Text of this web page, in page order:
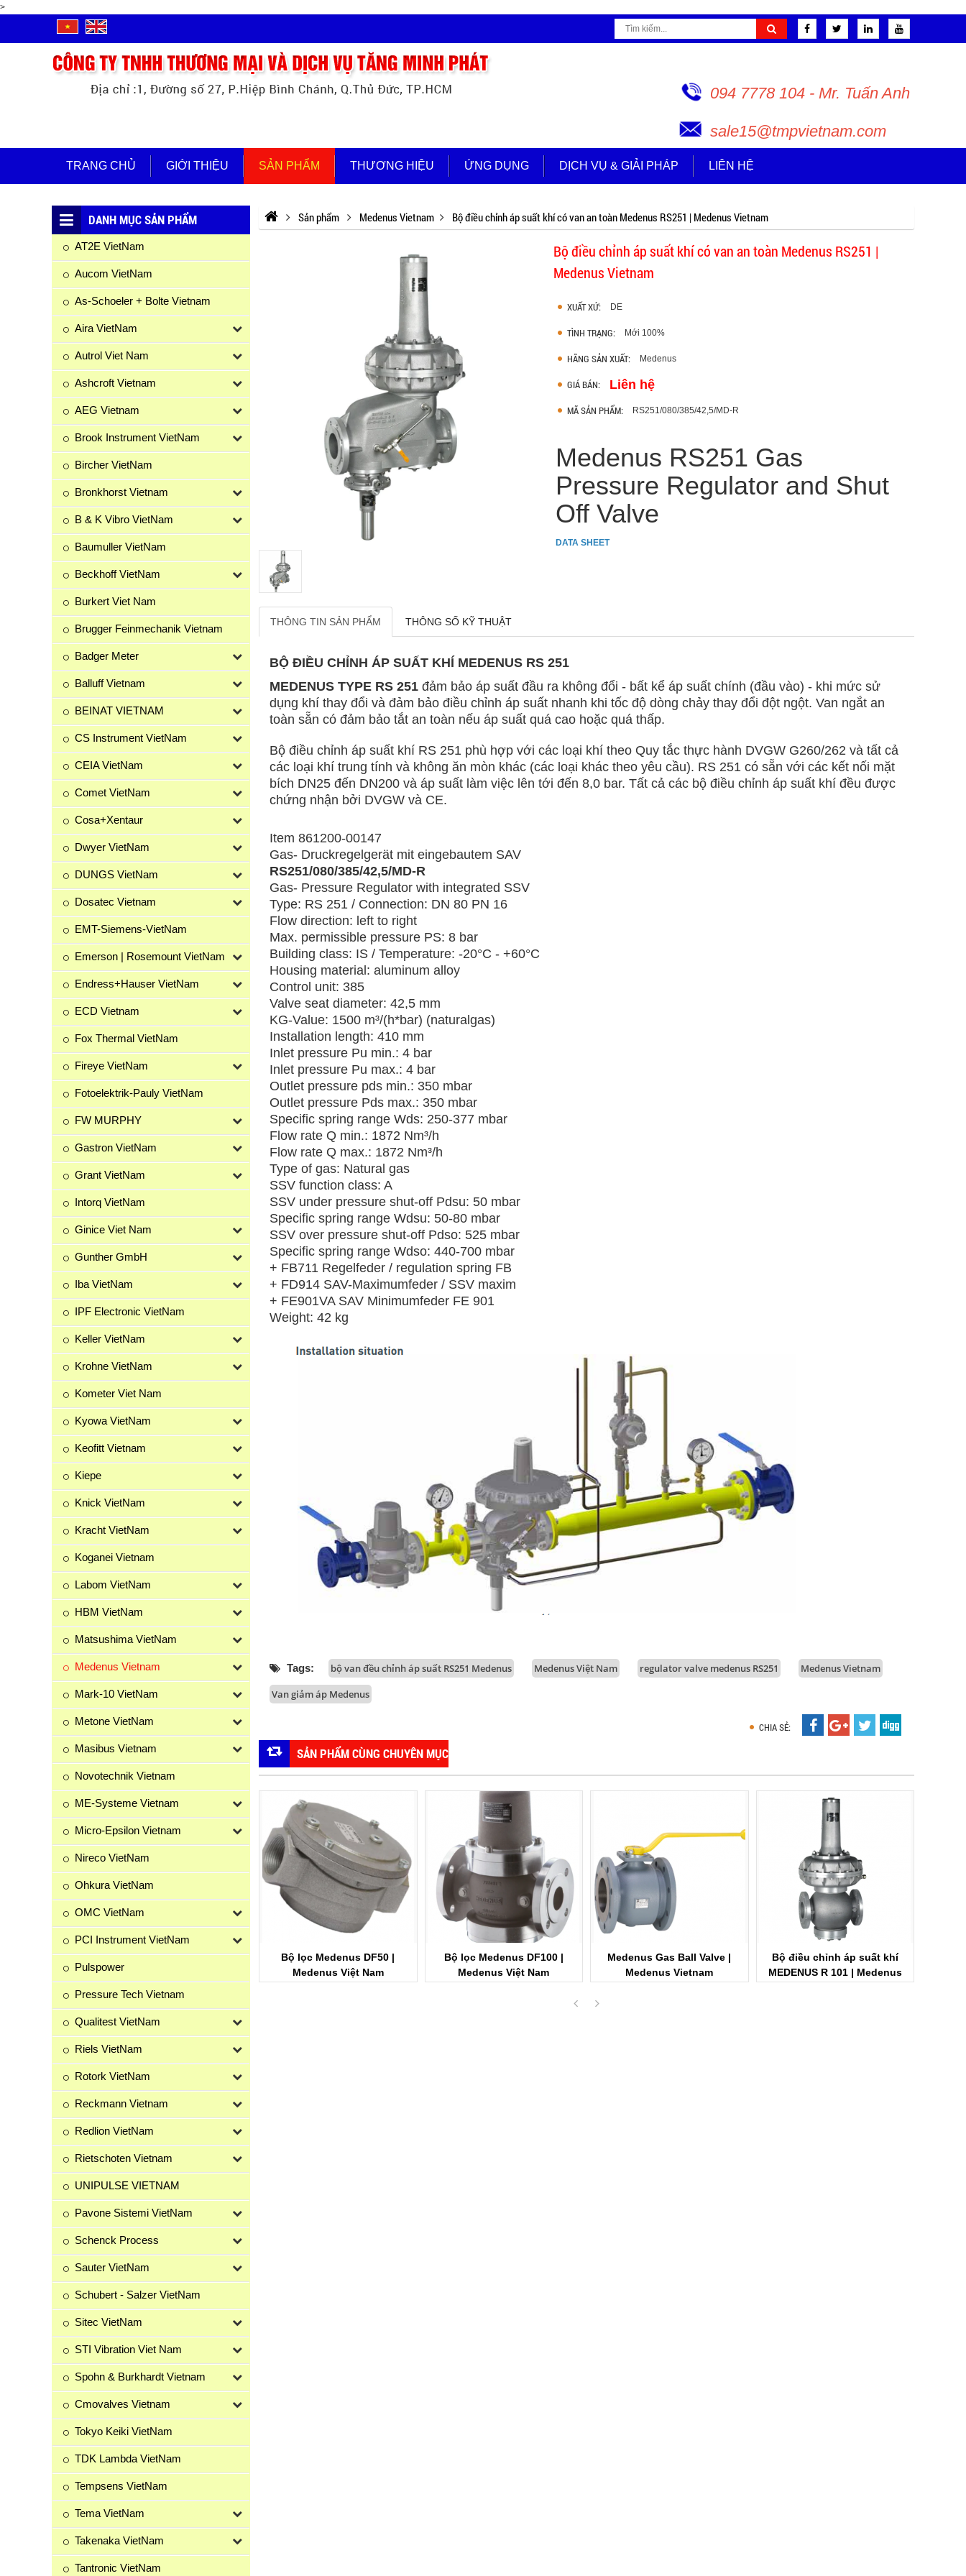
>
094 7778 104 - Mr. Tuấn Anh
sale15@tmpvietnam.com
TRANG CHỦ GIỚI THIỆU SẢN PHẨM THƯƠNG HIỆU ỨNG DỤNG DỊCH VỤ & GIẢI PHÁP LIÊN HỆ
Sản phẩm Medenus Vietnam Bộ điều chỉnh áp suất khí có van an toàn Medenus RS251 | Medenus Vietnam
Bộ điều chỉnh áp suất khí có van an toàn Medenus RS251 |
Medenus Vietnam
XUẤT XỨ: DE
TÌNH TRẠNG: Mới 100%
HÃNG SẢN XUẤT: Medenus
GIÁ BÁN: Liên hệ
MÃ SẢN PHẨM: RS251/080/385/42,5/MD-R
Medenus RS251 Gas
Pressure Regulator and Shut
Off Valve
DATA SHEET
THÔNG TIN SẢN PHẨM THÔNG SỐ KỸ THUẬT
BỘ ĐIỀU CHỈNH ÁP SUẤT KHÍ MEDENUS RS 251
MEDENUS TYPE RS 251 đảm bảo áp suất đầu ra không đổi - bất kể áp suất chính (đầu vào) - khi mức sử
dụng khí thay đổi và đảm bảo điều chỉnh áp suất nhanh khi tốc độ dòng chảy thay đổi đột ngột. Van ngắt an
toàn sẵn có đảm bảo tắt an toàn nếu áp suất quá cao hoặc quá thấp.
Bộ điều chỉnh áp suất khí RS 251 phù hợp với các loại khí theo Quy tắc thực hành DVGW G260/262 và tất cả
các loại khí trung tính và không ăn mòn khác (các loại khác theo yêu cầu). RS 251 có sẵn với các kết nối mặt
bích DN25 đến DN200 và áp suất làm việc lên tới đến 8,0 bar. Tất cả các bộ điều chỉnh áp suất khí đều được
chứng nhận bởi DVGW và CE.
Item 861200-00147
Gas- Druckregelgerät mit eingebautem SAV
RS251/080/385/42,5/MD-R
Gas- Pressure Regulator with integrated SSV
Type: RS 251 / Connection: DN 80 PN 16
Flow direction: left to right
Max. permissible pressure PS: 8 bar
Building class: IS / Temperature: -20°C - +60°C
Housing material: aluminum alloy
Control unit: 385
Valve seat diameter: 42,5 mm
KG-Value: 1500 m³/(h*bar) (naturalgas)
Installation length: 410 mm
Inlet pressure Pu min.: 4 bar
Inlet pressure Pu max.: 4 bar
Outlet pressure pds min.: 350 mbar
Outlet pressure Pds max.: 350 mbar
Specific spring range Wds: 250-377 mbar
Flow rate Q min.: 1872 Nm³/h
Flow rate Q max.: 1872 Nm³/h
Type of gas: Natural gas
SSV function class: A
SSV under pressure shut-off Pdsu: 50 mbar
Specific spring range Wdsu: 50-80 mbar
SSV over pressure shut-off Pdso: 525 mbar
Specific spring range Wdso: 440-700 mbar
+ FB711 Regelfeder / regulation spring FB
+ FD914 SAV-Maximumfeder / SSV maxim
+ FE901VA SAV Minimumfeder FE 901
Weight: 42 kg
Tags: bộ van đều chỉnh áp suất RS251 Medenus Medenus Việt Nam regulator valve medenus RS251
Medenus Vietnam
Van giảm áp Medenus
CHIA SẺ:
SẢN PHẨM CÙNG CHUYÊN MỤC
áp suất
Bộ điều chỉnh áp suất khí
MEDENUS R 100 | MEDENUS
Bộ lọc Medenus DF50 |
Medenus Việt Nam
Bộ lọc Medenus DF100 |
Medenus Việt Nam
Medenus Gas Ball Valve |
Medenus Vietnam
Bộ điều chỉnh áp suất khí
MEDENUS R 101 | Medenus
DANH MỤC SẢN PHẨM
AT2E VietNam
Aucom VietNam
As-Schoeler + Bolte Vietnam
Aira VietNam
Autrol Viet Nam
Ashcroft Vietnam
AEG Vietnam
Brook Instrument VietNam
Bircher VietNam
Bronkhorst Vietnam
B & K Vibro VietNam
Baumuller VietNam
Beckhoff VietNam
Burkert Viet Nam
Brugger Feinmechanik Vietnam
Badger Meter
Balluff Vietnam
BEINAT VIETNAM
CS Instrument VietNam
CEIA VietNam
Comet VietNam
Cosa+Xentaur
Dwyer VietNam
DUNGS VietNam
Dosatec Vietnam
EMT-Siemens-VietNam
Emerson | Rosemount VietNam
Endress+Hauser VietNam
ECD Vietnam
Fox Thermal VietNam
Fireye VietNam
Fotoelektrik-Pauly VietNam
FW MURPHY
Gastron VietNam
Grant VietNam
Intorq VietNam
Ginice Viet Nam
Gunther GmbH
Iba VietNam
IPF Electronic VietNam
Keller VietNam
Krohne VietNam
Kometer Viet Nam
Kyowa VietNam
Keofitt Vietnam
Kiepe
Knick VietNam
Kracht VietNam
Koganei Vietnam
Labom VietNam
HBM VietNam
Matsushima VietNam
Medenus Vietnam
Mark-10 VietNam
Metone VietNam
Masibus Vietnam
Novotechnik Vietnam
ME-Systeme Vietnam
Micro-Epsilon Vietnam
Nireco VietNam
Ohkura VietNam
OMC VietNam
PCI Instrument VietNam
Pulspower
Pressure Tech Vietnam
Qualitest VietNam
Riels VietNam
Rotork VietNam
Reckmann Vietnam
Redlion VietNam
Rietschoten Vietnam
UNIPULSE VIETNAM
Pavone Sistemi VietNam
Schenck Process
Sauter VietNam
Schubert - Salzer VietNam
Sitec VietNam
STI Vibration Viet Nam
Spohn & Burkhardt Vietnam
Cmovalves Vietnam
Tokyo Keiki VietNam
TDK Lambda VietNam
Tempsens VietNam
Tema VietNam
Takenaka VietNam
Tantronic VietNam